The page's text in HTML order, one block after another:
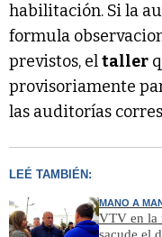
habilitación. Si la
formula
previstos, eltaller
provisoriamente
las auditorías
LEÉ TAMBIÉN:
MANO A
VTV en la